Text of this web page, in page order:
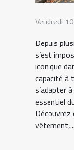
Vendredi
Depuis
s’est
iconique
capacité à
s’adapter
essentiel
Découvrez
vêtement,...